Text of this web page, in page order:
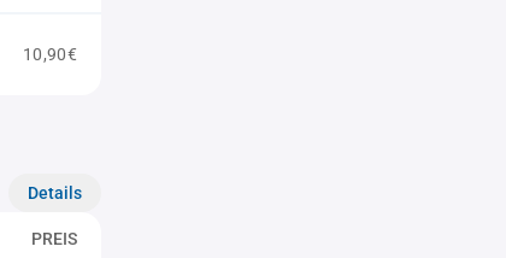
10,90€
Details
PREIS